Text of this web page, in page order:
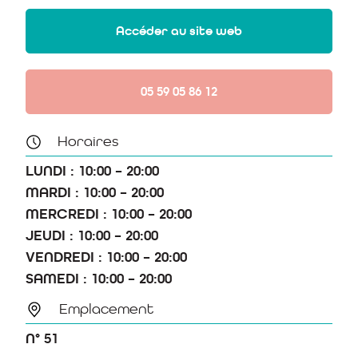
Accéder au site web
05 59 05 86 12
Horaires
LUNDI : 10:00 – 20:00
MARDI : 10:00 – 20:00
MERCREDI : 10:00 – 20:00
JEUDI : 10:00 – 20:00
VENDREDI : 10:00 – 20:00
SAMEDI : 10:00 – 20:00
Emplacement
N° 51